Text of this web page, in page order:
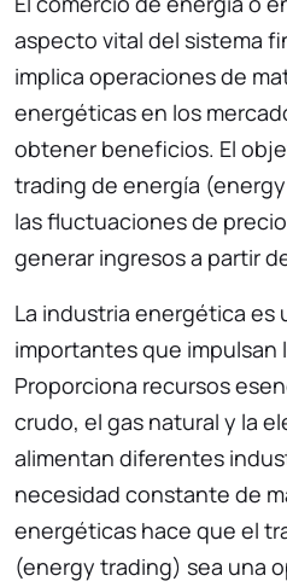
aspecto vital del sistema
implica operaciones de
energéticas en los
obtener beneficios. El
trading de energía
las fluctuaciones de
generar ingresos a partir
La industria energética es
importantes que impulsan
Proporciona recursos
crudo, el gas natural y la
alimentan diferentes
necesidad constante de
energéticas hace que el
(energy trading) sea una